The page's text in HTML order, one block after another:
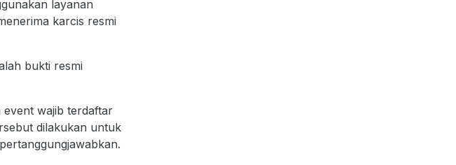
layanan
karcis resmi
bukti resmi
wajib terdaftar
dilakukan untuk